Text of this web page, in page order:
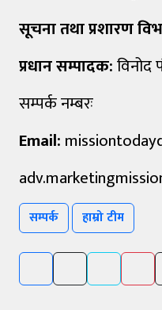
सूचना तथा प्रशारण
प्रधान सम्पादक:
सम्पर्क नम्बरः
Email:
सम्पर्क हाम्रो टीम